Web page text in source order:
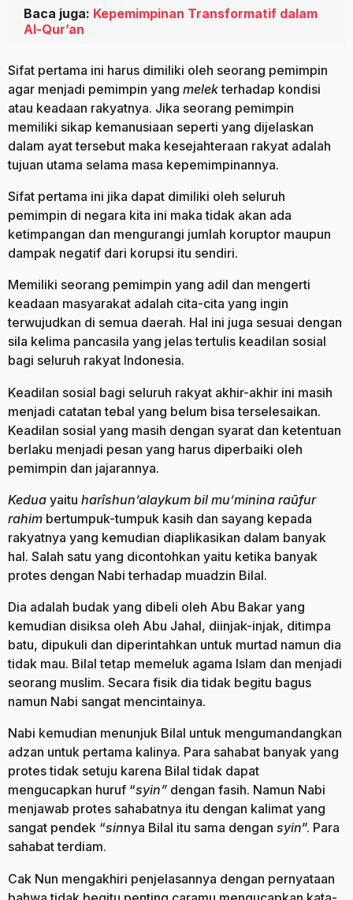
Baca juga: Kepemimpinan Transformatif dalam
Al-Qur’an
Sifat pertama ini harus dimiliki oleh seorang pemimpin
agar menjadi pemimpin yang melekterhadap kondisi
atau keadaan rakyatnya. Jika seorang pemimpin
memiliki sikap kemanusiaan seperti yang dijelaskan
dalam ayat tersebut maka kesejahteraan rakyat adalah
tujuan utama selama masa kepemimpinannya.
Sifat pertama ini jika dapat dimiliki oleh seluruh
pemimpin di negara kita ini maka tidak akan ada
ketimpangan dan mengurangi jumlah koruptor maupun
dampak negatif dari korupsi itu sendiri.
Memiliki seorang pemimpin yang adil dan mengerti
keadaan masyarakat adalah cita-cita yang ingin
terwujudkan di semua daerah. Hal ini juga sesuai dengan
sila kelima pancasila yang jelas tertulis keadilan sosial
bagi seluruh rakyat Indonesia.
Keadilan sosial bagi seluruh rakyat akhir-akhir ini masih
menjadi catatan tebal yang belum bisa terselesaikan.
Keadilan sosial yang masih dengan syarat dan ketentuan
berlaku menjadi pesan yang harus diperbaiki oleh
pemimpin dan jajarannya.
Kedua yaitu harîshun’alaykum bil mu’minina raūfur
rahim bertumpuk-tumpuk kasih dan sayang kepada
rakyatnya yang kemudian diaplikasikan dalam banyak
hal. Salah satu yang dicontohkan yaitu ketika banyak
protes dengan Nabi terhadap muadzin Bilal.
Dia adalah budak yang dibeli oleh Abu Bakar yang
kemudian disiksa oleh Abu Jahal, diinjak-injak, ditimpa
batu, dipukuli dan diperintahkan untuk murtad namun dia
tidak mau. Bilal tetap memeluk agama Islam dan menjadi
seorang muslim. Secara fisik dia tidak begitu bagus
namun Nabi sangat mencintainya.
Nabi kemudian menunjuk Bilal untuk mengumandangkan
adzan untuk pertama kalinya. Para sahabat banyak yang
protes tidak setuju karena Bilal tidak dapat
mengucapkan huruf “syin” dengan fasih. Namun Nabi
menjawab protes sahabatnya itu dengan kalimat yang
sangat pendek “sinnya Bilal itu sama dengan syin”. Para
sahabat terdiam.
Cak Nun mengakhiri penjelasannya dengan pernyataan